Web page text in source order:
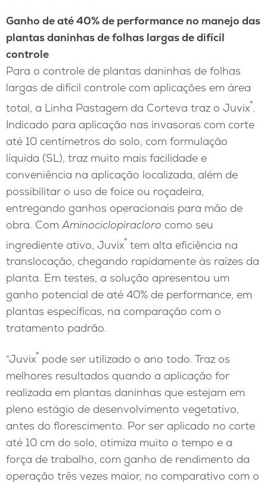
Ganho de até 40% de performance no manejo das
plantas daninhas de folhas largas de difícil
controle
Para o controle de plantas daninhas de folhas
largas de difícil controle com aplicações em área
total, a Linha Pastagem da Corteva traz o Juvix®.
Indicado para aplicação nas invasoras com corte
até 10 centímetros do solo, com formulação
líquida (SL), traz muito mais facilidade e
conveniência na aplicação localizada, além de
possibilitar o uso de foice ou roçadeira,
entregando ganhos operacionais para mão de
obra. Com Aminociclopiracloro como seu
ingrediente ativo, Juvix® tem alta eficiência na
translocação, chegando rapidamente às raízes da
planta. Em testes, a solução apresentou um
ganho potencial de até 40% de performance, em
plantas específicas, na comparação com o
tratamento padrão.
“Juvix® pode ser utilizado o ano todo. Traz os
melhores resultados quando a aplicação for
realizada em plantas daninhas que estejam em
pleno estágio de desenvolvimento vegetativo,
antes do florescimento. Por ser aplicado no corte
até 10 cm do solo, otimiza muito o tempo e a
força de trabalho, com ganho de rendimento da
operação três vezes maior, no comparativo com o